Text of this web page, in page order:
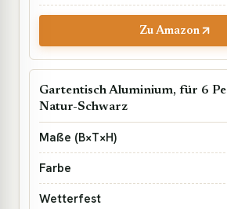
Zu Amazon
Gartentisch Aluminium, für 6
Natur-Schwarz